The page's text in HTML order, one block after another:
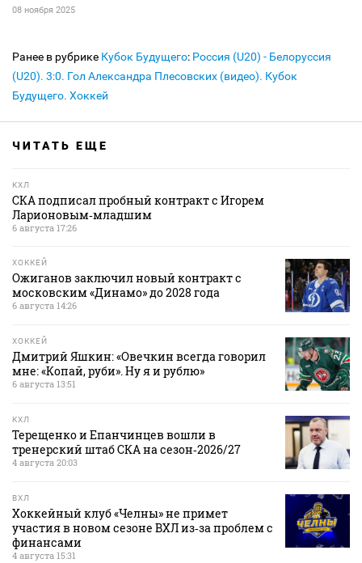
08 ноября 2025
Ранее в рубрике Кубок Будущего: Россия (U20) - Белоруссия
(U20). 3:0. Гол Александра Плесовских (видео). Кубок
Будущего. Хоккей
ЧИТАТЬ ЕЩЕ
КХЛ
СКА подписал пробный контракт с Игорем
Ларионовым‑младшим
6 августа 17:26
ХОККЕЙ
Ожиганов заключил новый контракт с
московским «Динамо» до 2028 года
6 августа 14:26
ХОККЕЙ
Дмитрий Яшкин: «Овечкин всегда говорил
мне: «Копай, руби». Ну я и рублю»
6 августа 13:51
КХЛ
Терещенко и Епанчинцев вошли в
тренерский штаб СКА на сезон‑2026/27
4 августа 20:03
ВХЛ
Хоккейный клуб «Челны» не примет
участия в новом сезоне ВХЛ из‑за проблем с
финансами
4 августа 15:31